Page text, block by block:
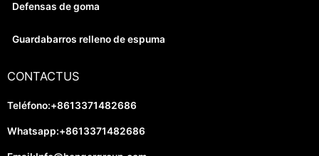
Defensas de goma
Guardabarros relleno de espuma
CONTACTUS
Teléfono:+8613371482686
Whatsapp:+8613371482686